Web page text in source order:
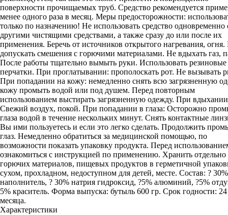
поверхности прочищаемых труб. Средство рекомендуется
менее одного раза в месяц. Меры предосторожности:
только по назначению! Не использовать средство одновременно
другими чистящими средствами, а также сразу до или после их
применения. Беречь от источников открытого нагревания, огня.
допускать смешения с горючими материалами. Не вдыхать газ,
После работы тщательно вымыть руки. Использовать резиновые
перчатки. При проглатывании: прополоскать рот. Не вызывать
При попадании на кожу: немедленно снять всю загрязненную
кожу промыть водой или под душем. Перед повторным
использованием выстирать загрязненную одежду. При
Свежий воздух, покой. При попадании в глаза: Осторожно
глаза водой в течение нескольких минут. Снять контактные
Вы ими пользуетесь и если это легко сделать. Продолжить
глаз. Немедленно обратиться за медицинской помощью, по
возможности показать упаковку продукта. Перед
ознакомиться с инструкцией по применению. Хранить отдельно
горючих материалов, пищевых продуктов в герметичной
сухом, прохладном, недоступном для детей, месте. Состав: ? 30%
наполнитель, ? 30% натрия гидроксид, ?5% алюминий, ?5%
5% краситель. Форма выпуска: бутыль 600 гр. Срок годности: 24
месяца.
Характеристики